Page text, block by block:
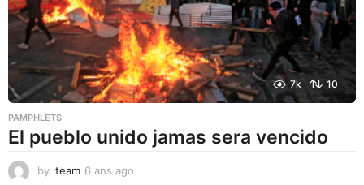
7k 10
PAMPHLETS
El pueblo unido jamas sera vencido
by team 6 ans ago